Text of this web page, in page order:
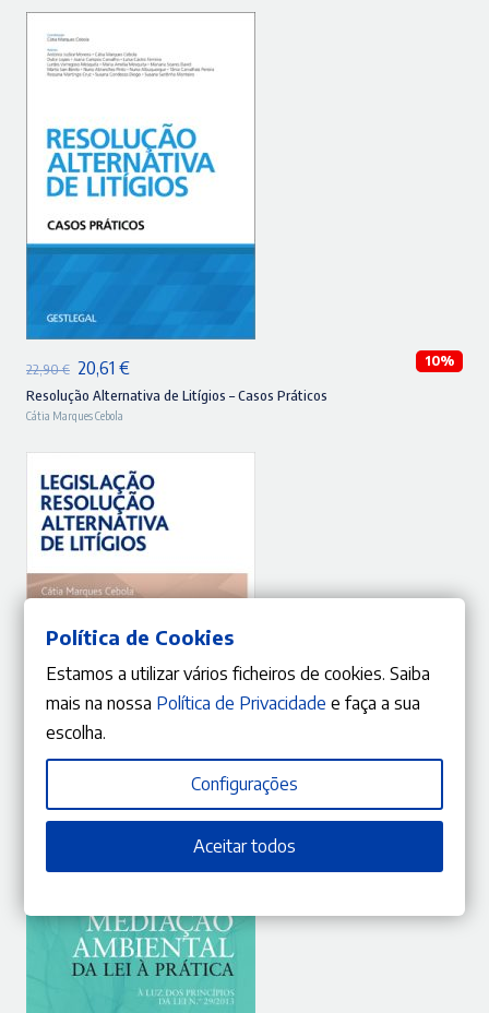
22,90€ O
preço
original
era:
22,90 €.
20,61 €O
preço
é:
20,61 €.
10%
Resolução Alternativa de Litígios – Casos Práticos
Cátia Marques Cebola
11,90€ O
11,90 €.
10,71€O
10,71 €.
Legislação Resolução Alternativa de Litígios
Rossana Martingo Cruz
Política de Cookies
Estamos a utilizar vários ficheiros de cookies. Saiba
mais na nossa Política de Privacidade e faça a sua
escolha.
Configurações
Aceitar todos